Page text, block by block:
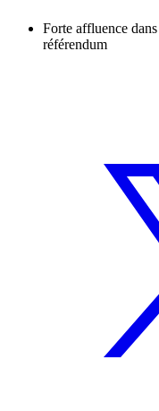
Forte affluence
référendum